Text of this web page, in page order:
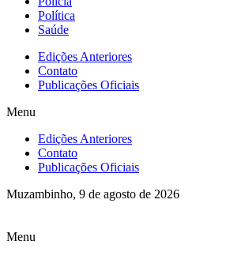
Política
Saúde
Edições Anteriores
Contato
Publicações Oficiais
Menu
Edições Anteriores
Contato
Publicações Oficiais
Muzambinho, 9 de agosto de 2026
Menu